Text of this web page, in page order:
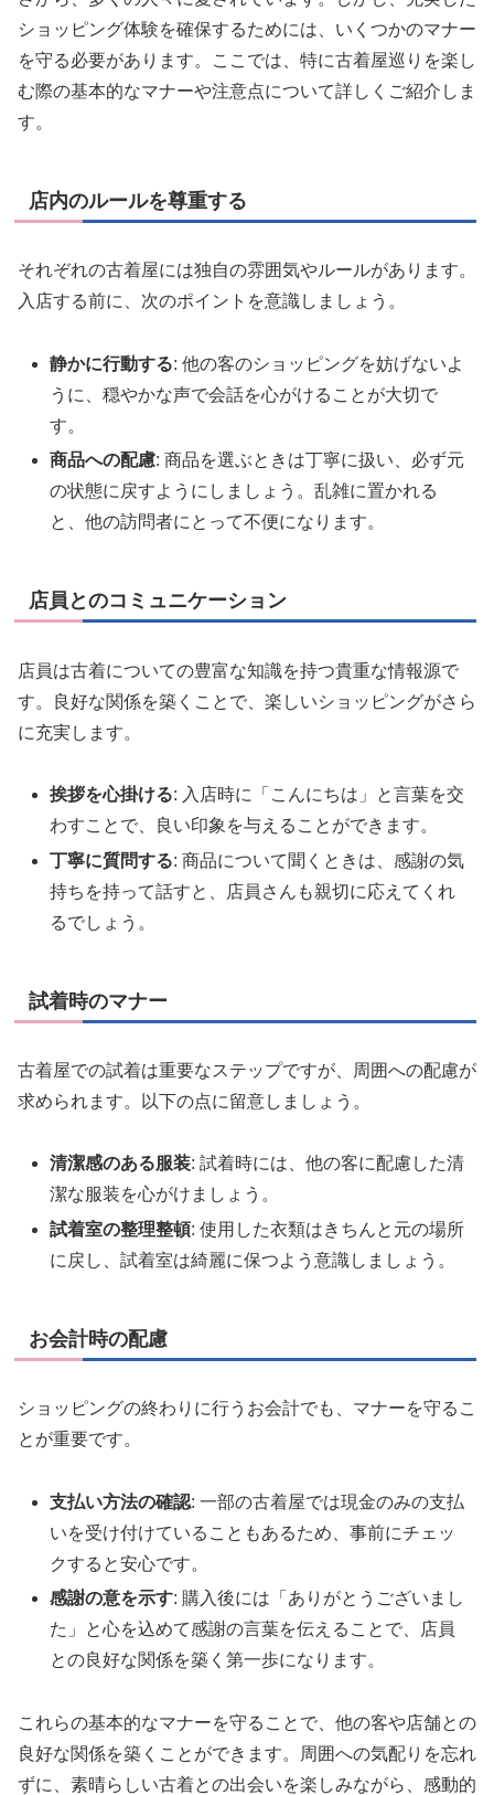
ショッピング体験を確保するためには、いくつかのマナー
を守る必要があります。ここでは、特に古着屋巡りを楽し
む際の基本的なマナーや注意点について詳しくご紹介しま
す。
店内のルールを尊重する
それぞれの古着屋には独自の雰囲気やルールがあります。
入店する前に、次のポイントを意識しましょう。
静かに行動する: 他の客のショッピングを妨げないよ
うに、穏やかな声で会話を心がけることが大切で
す。
商品への配慮: 商品を選ぶときは丁寧に扱い、必ず元
の状態に戻すようにしましょう。乱雑に置かれる
と、他の訪問者にとって不便になります。
店員とのコミュニケーション
店員は古着についての豊富な知識を持つ貴重な情報源で
す。良好な関係を築くことで、楽しいショッピングがさら
に充実します。
挨拶を心掛ける: 入店時に「こんにちは」と言葉を交
わすことで、良い印象を与えることができます。
丁寧に質問する: 商品について聞くときは、感謝の気
持ちを持って話すと、店員さんも親切に応えてくれ
るでしょう。
試着時のマナー
古着屋での試着は重要なステップですが、周囲への配慮が
求められます。以下の点に留意しましょう。
清潔感のある服装: 試着時には、他の客に配慮した清
潔な服装を心がけましょう。
試着室の整理整頓: 使用した衣類はきちんと元の場所
に戻し、試着室は綺麗に保つよう意識しましょう。
お会計時の配慮
ショッピングの終わりに行うお会計でも、マナーを守るこ
とが重要です。
支払い方法の確認: 一部の古着屋では現金のみの支払
いを受け付けていることもあるため、事前にチェッ
クすると安心です。
感謝の意を示す: 購入後には「ありがとうございまし
た」と心を込めて感謝の言葉を伝えることで、店員
との良好な関係を築く第一歩になります。
これらの基本的なマナーを守ることで、他の客や店舗との
良好な関係を築くことができます。周囲への気配りを忘れ
ずに、素晴らしい古着との出会いを楽しみながら、感動的